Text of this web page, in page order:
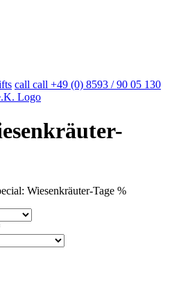
call call +49 (0) 8593 / 90 05 130